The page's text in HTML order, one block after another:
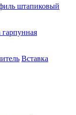
штапиковый
гарпунная
Вставка